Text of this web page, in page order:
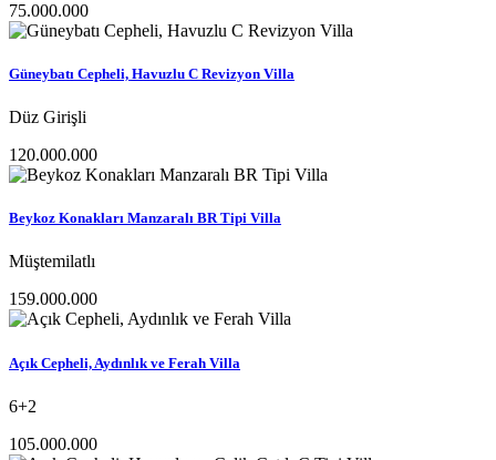
75.000.000
Güneybatı Cepheli, Havuzlu C Revizyon Villa
Düz Girişli
120.000.000
Beykoz Konakları Manzaralı BR Tipi Villa
Müştemilatlı
159.000.000
Açık Cepheli, Aydınlık ve Ferah Villa
6+2
105.000.000